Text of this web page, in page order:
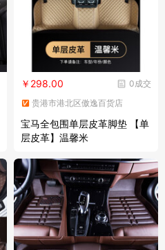
0成交
￥298.00
贵港市港北区傲逸百货店
宝马全包围单层皮革脚垫 【单
层皮革】温馨米